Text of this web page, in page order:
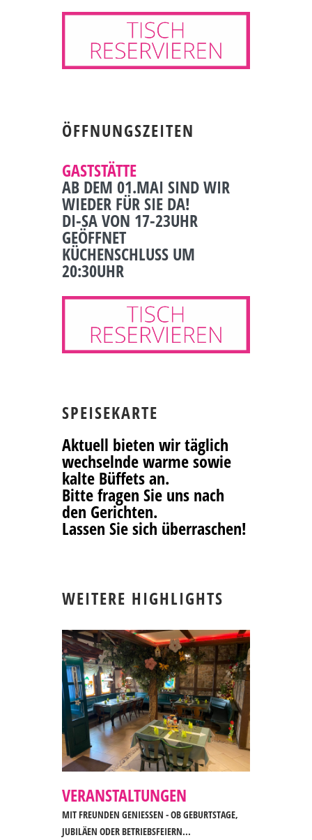
ÖFFNUNGSZEITEN
GASTSTÄTTE
AB DEM 01.MAI SIND WIR
WIEDER FÜR SIE DA!
DI-SA VON 17-23UHR
GEÖFFNET
KÜCHENSCHLUSS UM
20:30UHR
SPEISEKARTE
Aktuell bieten wir täglich
wechselnde warme sowie
kalte Büffets an.
Bitte fragen Sie uns nach
den Gerichten.
Lassen Sie sich überraschen!
WEITERE HIGHLIGHTS
VERANSTALTUNGEN
MIT FREUNDEN GENIESSEN - OB GEBURTSTAGE, J
UBILÄEN ODER BETRIEBSFEIERN...